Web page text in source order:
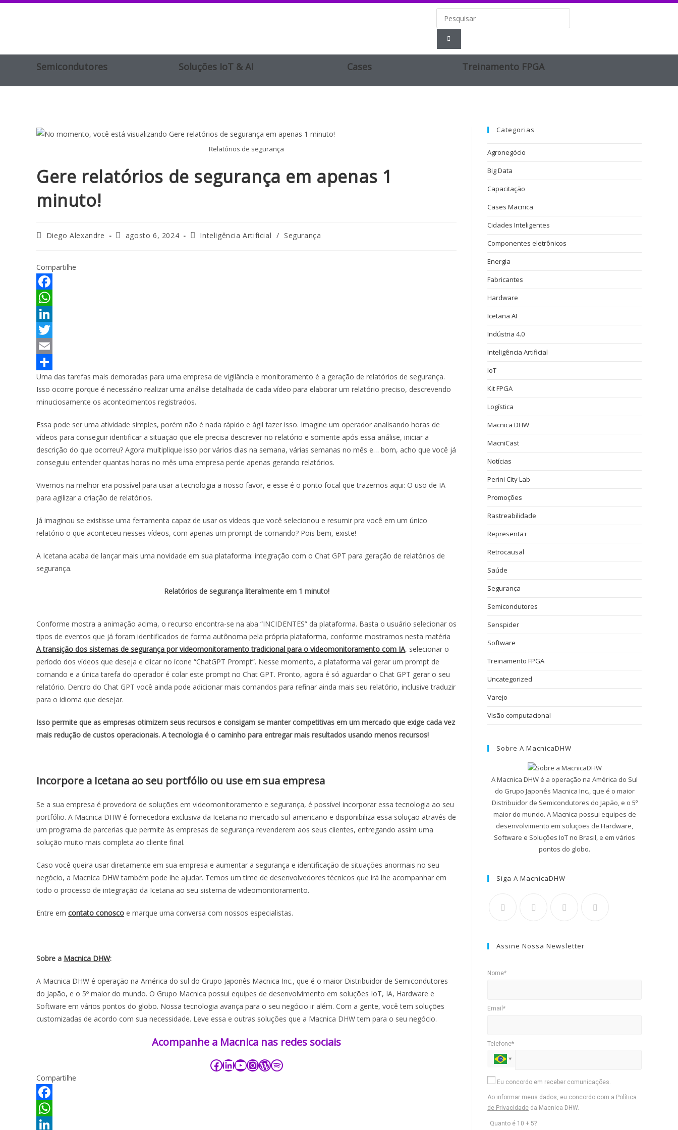
Semicondutores Soluções IoT & AI Cases Treinamento FPGA​
Relatórios de segurança
Gere relatórios de segurança em apenas 1
minuto!
Diego Alexandre agosto 6, 2024 Inteligência Artificial / Segurança
Compartilhe
F
a
c
e
b
o
o
W
h
a
s
A
p
L
n
k
e
I
n
T
w
i
t
e
r
E
m
a
l
S
h
r
e
Uma das tarefas mais demoradas para uma empresa de vigilância e monitoramento é a geração de relatórios de segurança.
Isso ocorre porque é necessário realizar uma análise detalhada de cada vídeo para elaborar um relatório preciso, descrevendo
minuciosamente os acontecimentos registrados.
Essa pode ser uma atividade simples, porém não é nada rápido e ágil fazer isso. Imagine um operador analisando horas de
vídeos para conseguir identificar a situação que ele precisa descrever no relatório e somente após essa análise, iniciar a
descrição do que ocorreu? Agora multiplique isso por vários dias na semana, várias semanas no mês e… bom, acho que você já
conseguiu entender quantas horas no mês uma empresa perde apenas gerando relatórios.
Vivemos na melhor era possível para usar a tecnologia a nosso favor, e esse é o ponto focal que trazemos aqui: O uso de IA
para agilizar a criação de relatórios.
Já imaginou se existisse uma ferramenta capaz de usar os vídeos que você selecionou e resumir pra você em um único
relatório o que aconteceu nesses vídeos, com apenas um prompt de comando? Pois bem, existe!
A Icetana acaba de lançar mais uma novidade em sua plataforma: integração com o Chat GPT para geração de relatórios de
segurança.
Relatórios de segurança literalmente em 1 minuto!
Conforme mostra a animação acima, o recurso encontra-se na aba “INCIDENTES” da plataforma. Basta o usuário selecionar os
tipos de eventos que já foram identificados de forma autônoma pela própria plataforma, conforme mostramos nesta matéria
A transição dos sistemas de segurança por videomonitoramento tradicional para o videomonitoramento com IA, selecionar o
período dos vídeos que deseja e clicar no ícone “ChatGPT Prompt”. Nesse momento, a plataforma vai gerar um prompt de
comando e a única tarefa do operador é colar este prompt no Chat GPT. Pronto, agora é só aguardar o Chat GPT gerar o seu
relatório. Dentro do Chat GPT você ainda pode adicionar mais comandos para refinar ainda mais seu relatório, inclusive traduzir
para o idioma que desejar.
Isso permite que as empresas otimizem seus recursos e consigam se manter competitivas em um mercado que exige cada vez
mais redução de custos operacionais. A tecnologia é o caminho para entregar mais resultados usando menos recursos!
Incorpore a Icetana ao seu portfólio ou use em sua empresa
Se a sua empresa é provedora de soluções em videomonitoramento e segurança, é possível incorporar essa tecnologia ao seu
portfólio. A Macnica DHW é fornecedora exclusiva da Icetana no mercado sul-americano e disponibiliza essa solução através de
um programa de parcerias que permite às empresas de segurança revenderem aos seus clientes, entregando assim uma
solução muito mais completa ao cliente final.
Caso você queira usar diretamente em sua empresa e aumentar a segurança e identificação de situações anormais no seu
negócio, a Macnica DHW também pode lhe ajudar. Temos um time de desenvolvedores técnicos que irá lhe acompanhar em
todo o processo de integração da Icetana ao seu sistema de videomonitoramento.
Entre em contato conosco e marque uma conversa com nossos especialistas.
Sobre a Macnica DHW:
A Macnica DHW é operação na América do sul do Grupo Japonês Macnica Inc., que é o maior Distribuidor de Semicondutores
do Japão, e o 5º maior do mundo. O Grupo Macnica possui equipes de desenvolvimento em soluções IoT, IA, Hardware e
Software em vários pontos do globo. Nossa tecnologia avança para o seu negócio ir além. Com a gente, você tem soluções
customizadas de acordo com sua necessidade. Leve essa e outras soluções que a Macnica DHW tem para o seu negócio.
Acompanhe a Macnica nas redes sociais​​​
Compartilhe
F
aW
Categorias
Agronegócio
Big Data
Capacitação
Cases Macnica
Cidades Inteligentes
Componentes eletrônicos
Energia
Fabricantes
Hardware
Icetana AI
Indústria 4.0
Inteligência Artificial
IoT
Kit FPGA
Logística
Macnica DHW
MacniCast
Notícias
Perini City Lab
Promoções
Rastreabilidade
Representa+
Retrocausal
Saúde
Segurança
Semicondutores
Senspider
Software
Treinamento FPGA
Uncategorized
Varejo
Visão computacional
Sobre A MacnicaDHW
A Macnica DHW é a operação na América do Sul
do Grupo Japonês Macnica Inc., que é o maior
Distribuidor de Semicondutores do Japão, e o 5º
maior do mundo. A Macnica possui equipes de
desenvolvimento em soluções de Hardware,
Software e Soluções IoT no Brasil, e em vários
pontos do globo.
Siga A MacnicaDHW
Assine Nossa Newsletter
Nome*
Email*
Telefone*
Eu concordo em receber comunicações.
Ao informar meus dados, eu concordo com a Política
de Privacidade da Macnica DHW.
Quanto é 10 + 5?